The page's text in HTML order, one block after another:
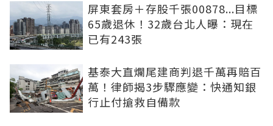
屏東套房＋存股千張00878...目標
65歲退休！32歲台北人曝：現在
已有243張
基泰大直爛尾建商判退千萬再賠百
萬！律師揭3步驟應變：快通知銀
行止付搶救自備款